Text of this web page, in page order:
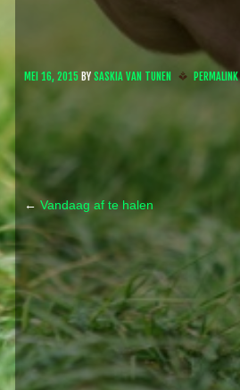
MEI 16, 2015 BY SASKIA VAN TUNEN PERMALINK
Post navigation
←Vandaag af te halen